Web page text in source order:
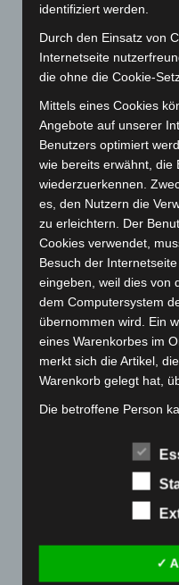
Dezember 2023(130)
November 2023(130)
Oktober 2023
(114)
September 2023
(133)
August 2023(134)
Juli 2023(118)
Juni 2023
(142)
Mai 2023 (139)
April 2023(155)
März 2023(174)
Februar 2023(154)
Januar 2023(140)
Dezember 2022(130)
November 2022(167)
Oktober 2022(166)
September 2022 (205)
(166)
März 2022(221)
identifiziert werden.
Durch den Einsatz von
Internetseite
die ohne die Cookie-
Mittels eines Cookies
Angebote auf unserer
Benutzers optimiert
wie bereits erwähnt, die
wiederzuerkennen.
es, den Nutzern die
zu erleichtern. Der
Cookies verwendet,
Besuch der
eingeben, weil dies von
dem Computersystem
übernommen wird. Ein
eines Warenkorbes im
merkt sich die Artikel,
Warenkorb gelegt hat,
Die betroffene Person
entsprechenden
Cookies dauerhaft
bereits gesetzte
gelöscht werden. Dies
Internetbrowsern
✓